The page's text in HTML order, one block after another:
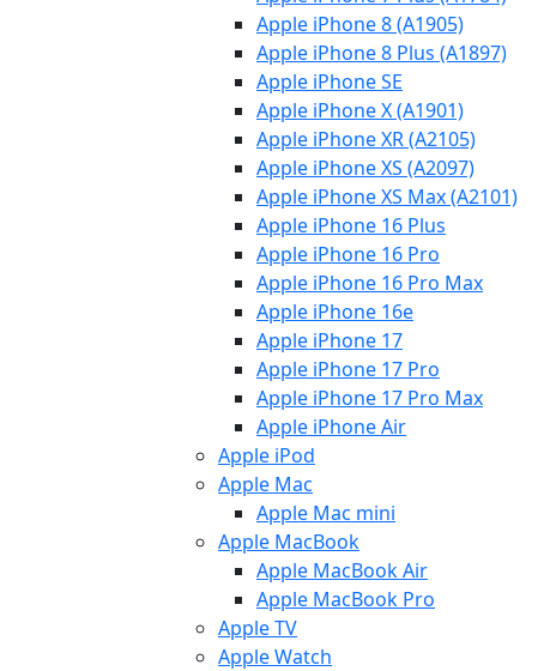
Apple iPhone 8 (A1905)
Apple iPhone 8 Plus (A1897)
Apple iPhone SE
Apple iPhone X (A1901)
Apple iPhone XR (A2105)
Apple iPhone XS (A2097)
Apple iPhone XS Max (A2101)
Apple iPhone 16 Plus
Apple iPhone 16 Pro
Apple iPhone 16 Pro Max
Apple iPhone 16e
Apple iPhone 17
Apple iPhone 17 Pro
Apple iPhone 17 Pro Max
Apple iPhone Air
Apple iPod
Apple Mac
Apple Mac mini
Apple MacBook
Apple MacBook Air
Apple MacBook Pro
Apple TV
Apple Watch